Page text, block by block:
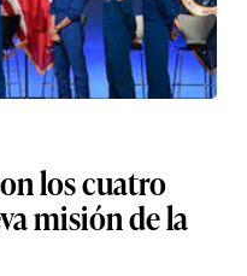
los cuatro
misión de la